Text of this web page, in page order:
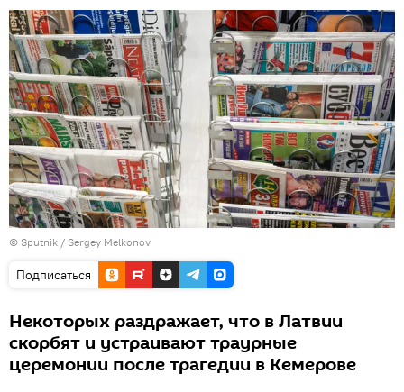
© Sputnik / Sergey Melkonov
Подписаться
Некоторых раздражает, что в Латвии
скорбят и устраивают траурные
церемонии после трагедии в Кемерове